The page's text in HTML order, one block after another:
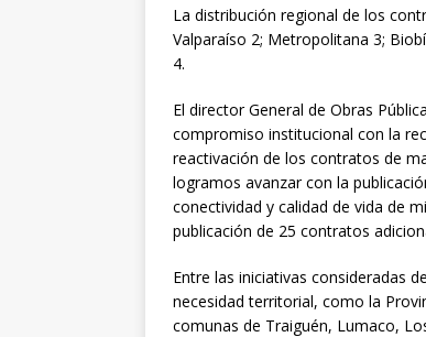
La distribución regional de los
Valparaíso 2; Metropolitana 3;
4.
El director General de Obras
compromiso institucional con la
reactivación de los contratos de
logramos avanzar con la
conectividad y calidad de vida de
publicación de 25 contratos
Entre las iniciativas consideradas
necesidad territorial, como la
comunas de Traiguén, Lumaco,